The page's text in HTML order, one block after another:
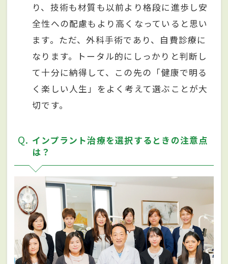
り、技術も材質も以前より格段に進歩し安
全性への配慮もより高くなっていると思い
ます。ただ、外科手術であり、自費診療に
なります。トータル的にしっかりと判断し
て十分に納得して、この先の「健康で明る
く楽しい人生」をよく考えて選ぶことが大
切です。
Q
インプラント治療を選択するときの注意点
は？